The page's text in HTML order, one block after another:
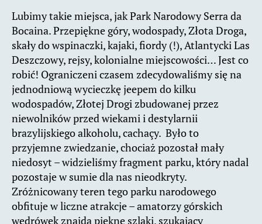
Lubimy takie miejsca, jak Park Narodowy Serra da
Bocaina. Przepiękne góry, wodospady, Złota Droga,
skały do wspinaczki, kajaki, fiordy (!), Atlantycki Las
Deszczowy, rejsy, kolonialne miejscowości… Jest co
robić! Ograniczeni czasem zdecydowaliśmy się na
jednodniową wycieczkę jeepem do kilku
wodospadów, Złotej Drogi zbudowanej przez
niewolników przed wiekami i destylarnii
brazylijskiego alkoholu, cachaçy. Było to
przyjemne zwiedzanie, chociaż pozostał mały
niedosyt – widzieliśmy fragment parku, który nadal
pozostaje w sumie dla nas nieodkryty.
Zróżnicowany teren tego parku narodowego
obfituje w liczne atrakcje – amatorzy górskich
wędrówek znajdą piękne szlaki, szukający